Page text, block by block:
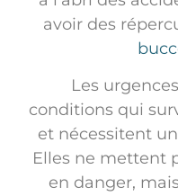
avoir des
Les
conditions qui
et nécessitent
Elles ne mettent
en danger,